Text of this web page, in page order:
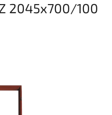
2045x700/100